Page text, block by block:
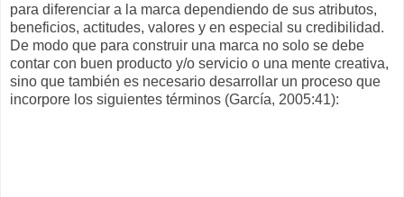
para diferenciar a la marca dependiendo de sus atributos,
beneficios, actitudes, valores y en especial su credibilidad.
De modo que para construir una marca no solo se debe
contar con buen producto y/o servicio o una mente creativa,
sino que también es necesario desarrollar un proceso que
incorpore los siguientes términos (García, 2005:41):